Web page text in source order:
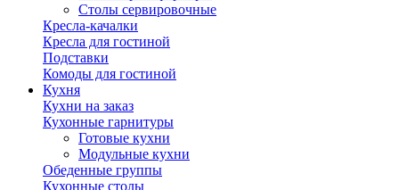
Столы сервировочные
Кресла-качалки
Кресла для гостиной
Подставки
Комоды для гостиной
Кухня
Кухни на заказ
Кухонные гарнитуры
Готовые кухни
Модульные кухни
Обеденные группы
Кухонные столы